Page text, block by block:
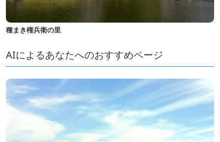
種まき権兵衛の里
AIによるあなたへのおすすめページ